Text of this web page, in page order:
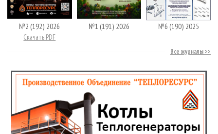
№2 (192) 2026
Скачать PDF
№1 (191) 2026 №6 (190) 2025
Все журналы